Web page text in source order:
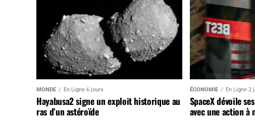
MONDE En Ligne 6 jours
Hayabusa2 signe un exploit historique au
ras d’un astéroïde
ÉCONOMIE En Ligne 2
SpaceX dévoile
avec une action